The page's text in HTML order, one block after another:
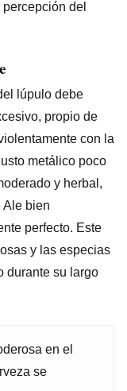
del
lúpulo debe
propio de
con la
metálico poco
y herbal,
Ale bien
perfecto. Este
y las especias
durante su largo
en el
se